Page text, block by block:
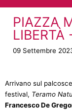
PIAZZA
LIBERTÀ
09 Settembre
Arrivano sul
festival, Teramo
Francesco De